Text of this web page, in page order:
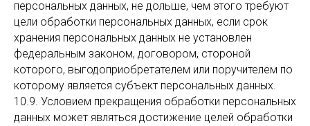
персональных данных, не дольше, чем этого требуют
цели обработки персональных данных, если срок
хранения персональных данных не установлен
федеральным законом, договором, стороной
которого, выгодоприобретателем или поручителем по
которому является субъект персональных данных.
10.9. Условием прекращения обработки персональных
данных может являться достижение целей обработки